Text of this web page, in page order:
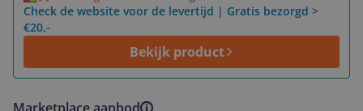
Check de website voor de levertijd | Gratis bezorgd >
€20,-
Bekijk product